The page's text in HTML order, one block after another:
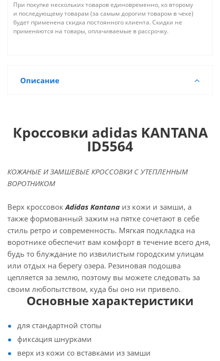
При покупке нескольких товаров единовременно, ко второму
и последующему товарам (за самым дорогим товаром в чеке)
будет применена скидка постоянного клиента. Скидки не
применяются на товары, оплачиваемые в рассрочку.
Описание
Кроссовки adidas KANTANA
ID5564
КОЖАНЫЕ И ЗАМШЕВЫЕ КРОССОВКИ С УТЕПЛЕННЫМ
ВОРОТНИКОМ
Верх кроссовокAdidas Kantana из кожи и замши, а
также формованный зажим на пятке сочетают в себе
стиль ретро и современность. Мягкая подкладка на
воротнике обеспечит вам комфорт в течение всего дня,
будь то блуждание по извилистым городским улицам
или отдых на берегу озера. Резиновая подошва
цепляется за землю, поэтому вы можете следовать за
своим любопытством, куда бы оно ни привело.
Основные характеристики
для стандартной стопы
фиксация шнурками
верх из кожи со вставками из замши